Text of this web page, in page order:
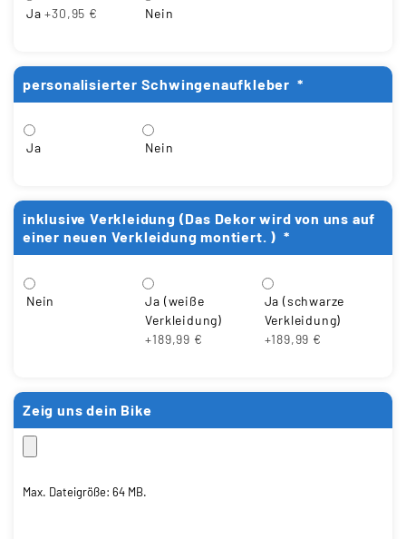
Ja +30,95 € Nein
personalisierter Schwingenaufkleber *
Ja Nein
inklusive Verkleidung (Das Dekor wird von uns auf
einer neuen Verkleidung montiert. ) *
Nein
Ja (weiße
Verkleidung)
+189,99 €
Ja (schwarze
Verkleidung)
+189,99 €
Zeig uns dein Bike
Max. Dateigröße: 64 MB.